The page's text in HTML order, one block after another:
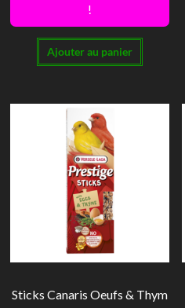
!
Ajouter au panier
Sticks Canaris Oeufs & Thym